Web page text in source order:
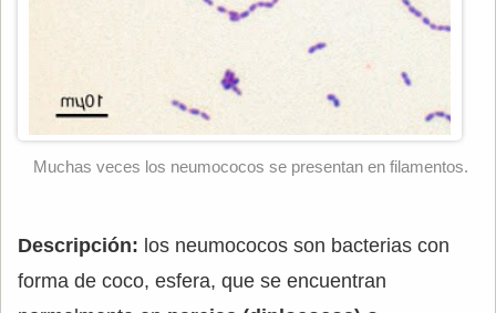
Muchas veces los neumococos se presentan en filamentos.
Descripción: los neumococos son bacterias con
forma de coco, esfera, que se encuentran